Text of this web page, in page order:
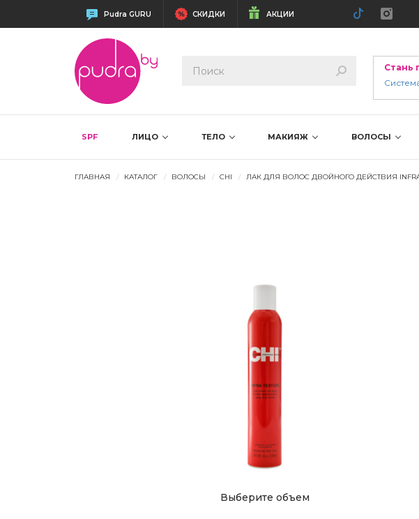
Pudra GURU СКИДКИ АКЦИИ
Стань
SPF ЛИЦО ТЕЛО МАКИЯЖ ВОЛОСЫ
ГЛАВНАЯ КАТАЛОГ ВОЛОСЫ CHI ЛАК ДЛЯ ВОЛОС ДВОЙНОГО ДЕЙСТВИЯ INFRA
Выберите объем